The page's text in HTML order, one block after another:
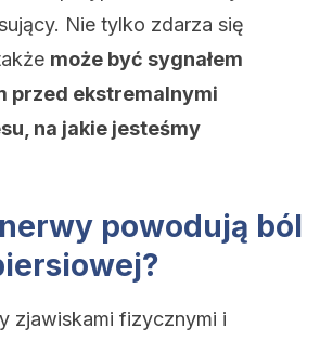
Nie tylko zdarza się
może być sygnałem
przed ekstremalnymi
na jakie jesteśmy
powodują ból
zjawiskami fizycznymi i